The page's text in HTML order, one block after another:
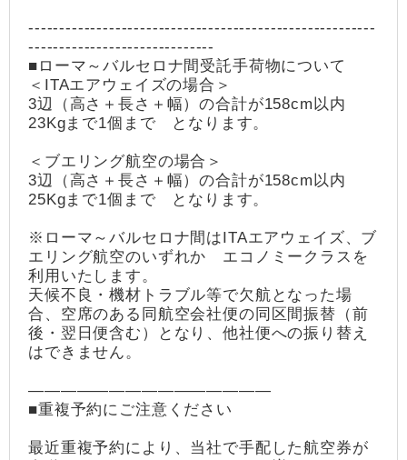
--------------------------------------------------------
------------------------------
■ローマ～バルセロナ間受託手荷物について
＜ITAエアウェイズの場合＞
3辺（高さ＋長さ＋幅）の合計が158cm以内
23Kgまで1個まで となります。
＜ブエリング航空の場合＞
3辺（高さ＋長さ＋幅）の合計が158cm以内
25Kgまで1個まで となります。
※ローマ～バルセロナ間はITAエアウェイズ、ブ
エリング航空のいずれか エコノミークラスを
利用いたします。
天候不良・機材トラブル等で欠航となった場
合、空席のある同航空会社便の同区間振替（前
後・翌日便含む）となり、他社便への振り替え
はできません。
―――――――――――――――
■重複予約にご注意ください
最近重複予約により、当社で手配した航空券が